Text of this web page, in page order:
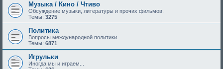
Музыка / Кино / Чтиво
Обсуждение музыки, литературы и прочих фильмов.
Темы: 3275
Политика
Вопросы международной политики.
Темы: 6871
Игрульки
Иногда мы и играем...